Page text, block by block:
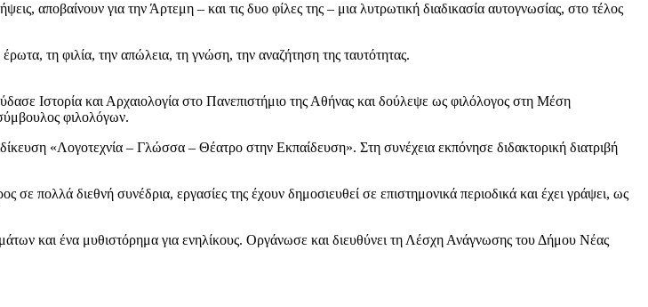
αποβαίνουν για την Άρτεμη – και τις δυο φίλες της – μια λυτρωτική διαδικασία αυτογνωσίας, στο τέλος
τη φιλία, την απώλεια, τη γνώση, την αναζήτηση της ταυτότητας.
Ιστορία και Αρχαιολογία στο Πανεπιστήμιο της Αθήνας και δούλεψε ως φιλόλογος στη Μέση
φιλολόγων.
«Λογοτεχνία – Γλώσσα – Θέατρο στην Εκπαίδευση». Στη συνέχεια εκπόνησε διδακτορική διατριβή
πολλά διεθνή συνέδρια, εργασίες της έχουν δημοσιευθεί σε επιστημονικά περιοδικά και έχει γράψει, ως
και ένα μυθιστόρημα για ενηλίκους. Οργάνωσε και διευθύνει τη Λέσχη Ανάγνωσης του Δήμου Νέας